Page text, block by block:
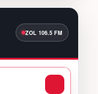
celebró su